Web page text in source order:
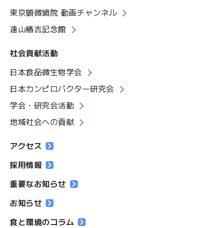
東京顕微鏡院 動画チャンネル
遠山椿吉記念館
社会貢献活動
日本食品微生物学会
日本カンピロバクター研究会
学会・研究会活動
地域社会への貢献
アクセス
採用情報
重要なお知らせ
お知らせ
食と環境のコラム